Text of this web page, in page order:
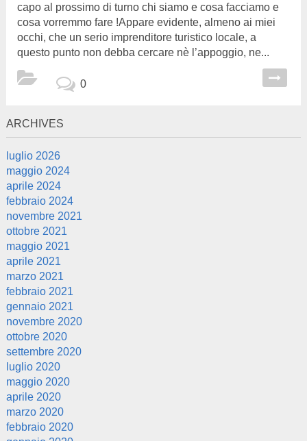
capo al prossimo di turno chi siamo e cosa facciamo e
cosa vorremmo fare !Appare evidente, almeno ai miei
occhi, che un serio imprenditore turistico locale, a
questo punto non debba cercare nè l’appoggio, ne...
0
ARCHIVES
luglio 2026
maggio 2024
aprile 2024
febbraio 2024
novembre 2021
ottobre 2021
maggio 2021
aprile 2021
marzo 2021
febbraio 2021
gennaio 2021
novembre 2020
ottobre 2020
settembre 2020
luglio 2020
maggio 2020
aprile 2020
marzo 2020
febbraio 2020